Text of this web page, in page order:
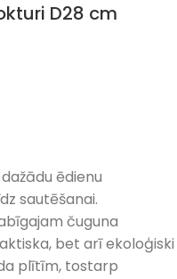
D28 cm
ēdienu
sautēšanai.
čuguna
bet arī ekoloģiski
plītīm, tostarp